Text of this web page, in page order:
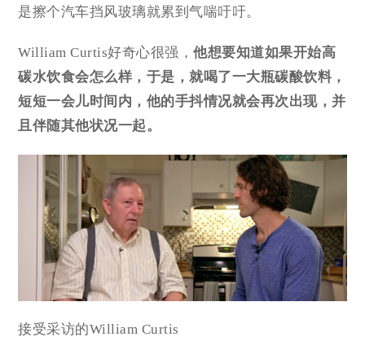
是擦个汽车挡风玻璃就累到气喘吁吁。
William Curtis好奇心很强，他想要知道如果开始高
碳水饮食会怎么样 ，于是，就喝了一大瓶碳酸饮料，
短短一会儿时间内，他的手抖情况就会再次出现，并
且伴随其他状况一起。
接受采访的William Curtis